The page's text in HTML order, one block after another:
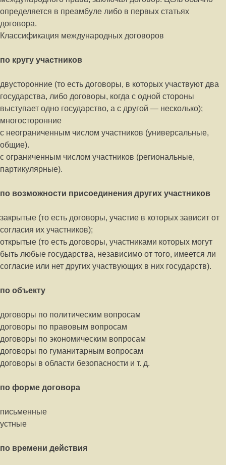
определяется в преамбуле либо в первых статьях
договора.
Классификация международных договоров
по кругу участников
двусторонние (то есть договоры, в которых участвуют два
государства, либо договоры, когда с одной стороны
выступает одно государство, а с другой — несколько);
многосторонние
с неограниченным числом участников (универсальные,
общие).
с ограниченным числом участников (региональные,
партикулярные).
по возможности присоединения других участников
закрытые (то есть договоры, участие в которых зависит от
согласия их участников);
открытые (то есть договоры, участниками которых могут
быть любые государства, независимо от того, имеется ли
согласие или нет других участвующих в них государств).
по объекту
договоры по политическим вопросам
договоры по правовым вопросам
договоры по экономическим вопросам
договоры по гуманитарным вопросам
договоры в области безопасности и т. д.
по форме договора
письменные
устные
по времени действия